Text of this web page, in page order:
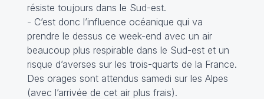
résiste toujours dans le Sud-est.
- C’est donc l’influence océanique qui va
prendre le dessus ce week-end avec un air
beaucoup plus respirable dans le Sud-est et un
risque d’averses sur les trois-quarts de la France.
Des orages sont attendus samedi sur les Alpes
(avec l’arrivée de cet air plus frais).